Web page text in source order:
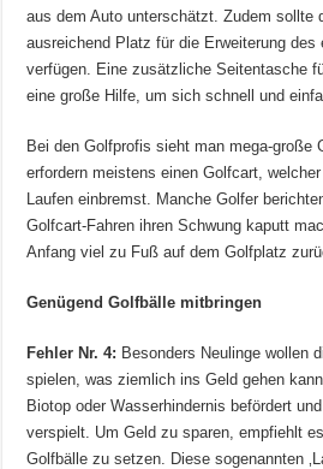
aus dem Auto unterschätzt. Zudem sollte
ausreichend Platz für die Erweiterung des
verfügen. Eine zusätzliche Seitentasche
eine große Hilfe, um sich schnell und
Bei den Golfprofis sieht man mega-große
erfordern meistens einen Golfcart,
Laufen einbremst. Manche Golfer
Golfcart-Fahren ihren Schwung kaputt
Anfang viel zu Fuß auf dem Golfplatz
Genügend Golfbälle mitbringen
Fehler Nr. 4: Besonders Neulinge wollen
spielen, was ziemlich ins Geld gehen
Biotop oder Wasserhindernis befördert
verspielt. Um Geld zu sparen, empfiehlt
Golfbälle zu setzen. Diese sogenannten